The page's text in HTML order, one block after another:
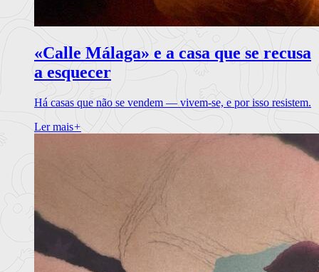
«Calle Málaga» e a casa que se recusa
a esquecer
Há casas que não se vendem — vivem-se, e por isso resistem.
Ler mais+